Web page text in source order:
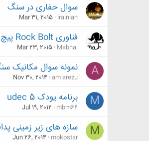
سوال حفاری در سنگ
irainian
Mar 31, 2015
فناوری Rock Bolt پیچ سنگ
Mabna.
Mar 23, 2015
A نمونه سوال مکانیک
am arezu
Nov 30, 2014
M برنامه یودک 5 udec
mbm66
Jul 19, 2012
M سازه های زیر زمینی
mokostar
Jun 26, 2014